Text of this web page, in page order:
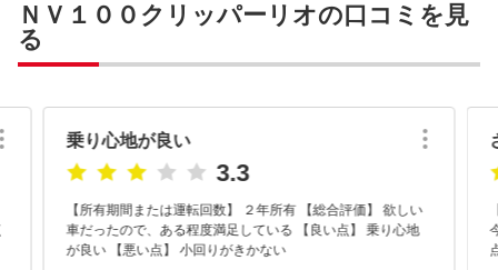
ＮＶ１００クリッパーリオの口コミを見
る
乗り心地が良い
3.3
【所有期間または運転回数】 ２年所有 【総合評価】 欲しい
車だったので、ある程度満足している 【良い点】 乗り心地
が良い 【悪い点】 小回りがきかない